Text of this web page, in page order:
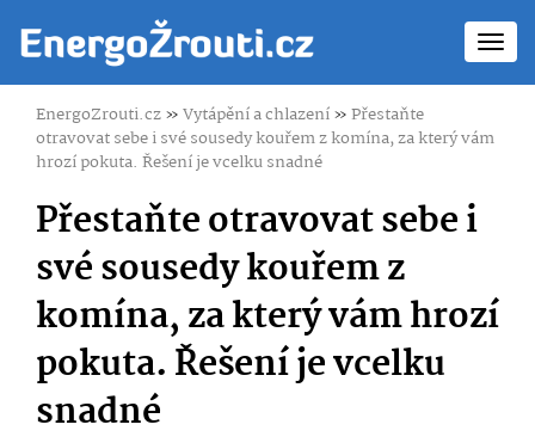
EnergoZrouti.cz»Vytápění a chlazení»Přestaňte
otravovat sebe i své sousedy kouřem z komína, za který vám
hrozí pokuta. Řešení je vcelku snadné
Přestaňte otravovat sebe i
své sousedy kouřem z
komína, za který vám hrozí
pokuta. Řešení je vcelku
snadné